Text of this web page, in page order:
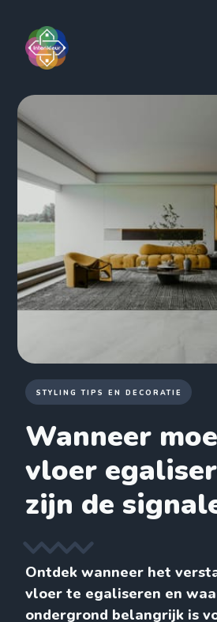
STYLING TIPS EN DECORATIE
Wanneer
vloer
zijn de
Ontdek wanneer het
vloer te egaliseren en
ondergrond belangrijk is